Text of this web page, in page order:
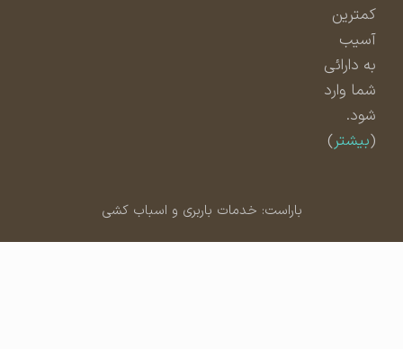
کمترین
آسیب
به دارائی
شما وارد
شود.
بیشتر)
باراست: خدمات باربری و اسباب کشی